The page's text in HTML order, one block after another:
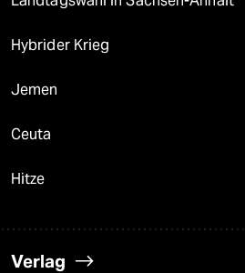
Hybrider Krieg
Jemen
Ceuta
Hitze
Verlag